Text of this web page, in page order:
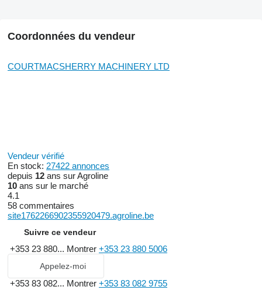
Coordonnées du vendeur
COURTMACSHERRY MACHINERY LTD
Vendeur vérifié
En stock: 27422 annonces
depuis 12 ans sur Agroline
10 ans sur le marché
4.1
58 commentaires
site1762266902355920479.agroline.be
Suivre ce vendeur
+353 23 880... Montrer +353 23 880 5006
Appelez-moi
+353 83 082... Montrer +353 83 082 9755